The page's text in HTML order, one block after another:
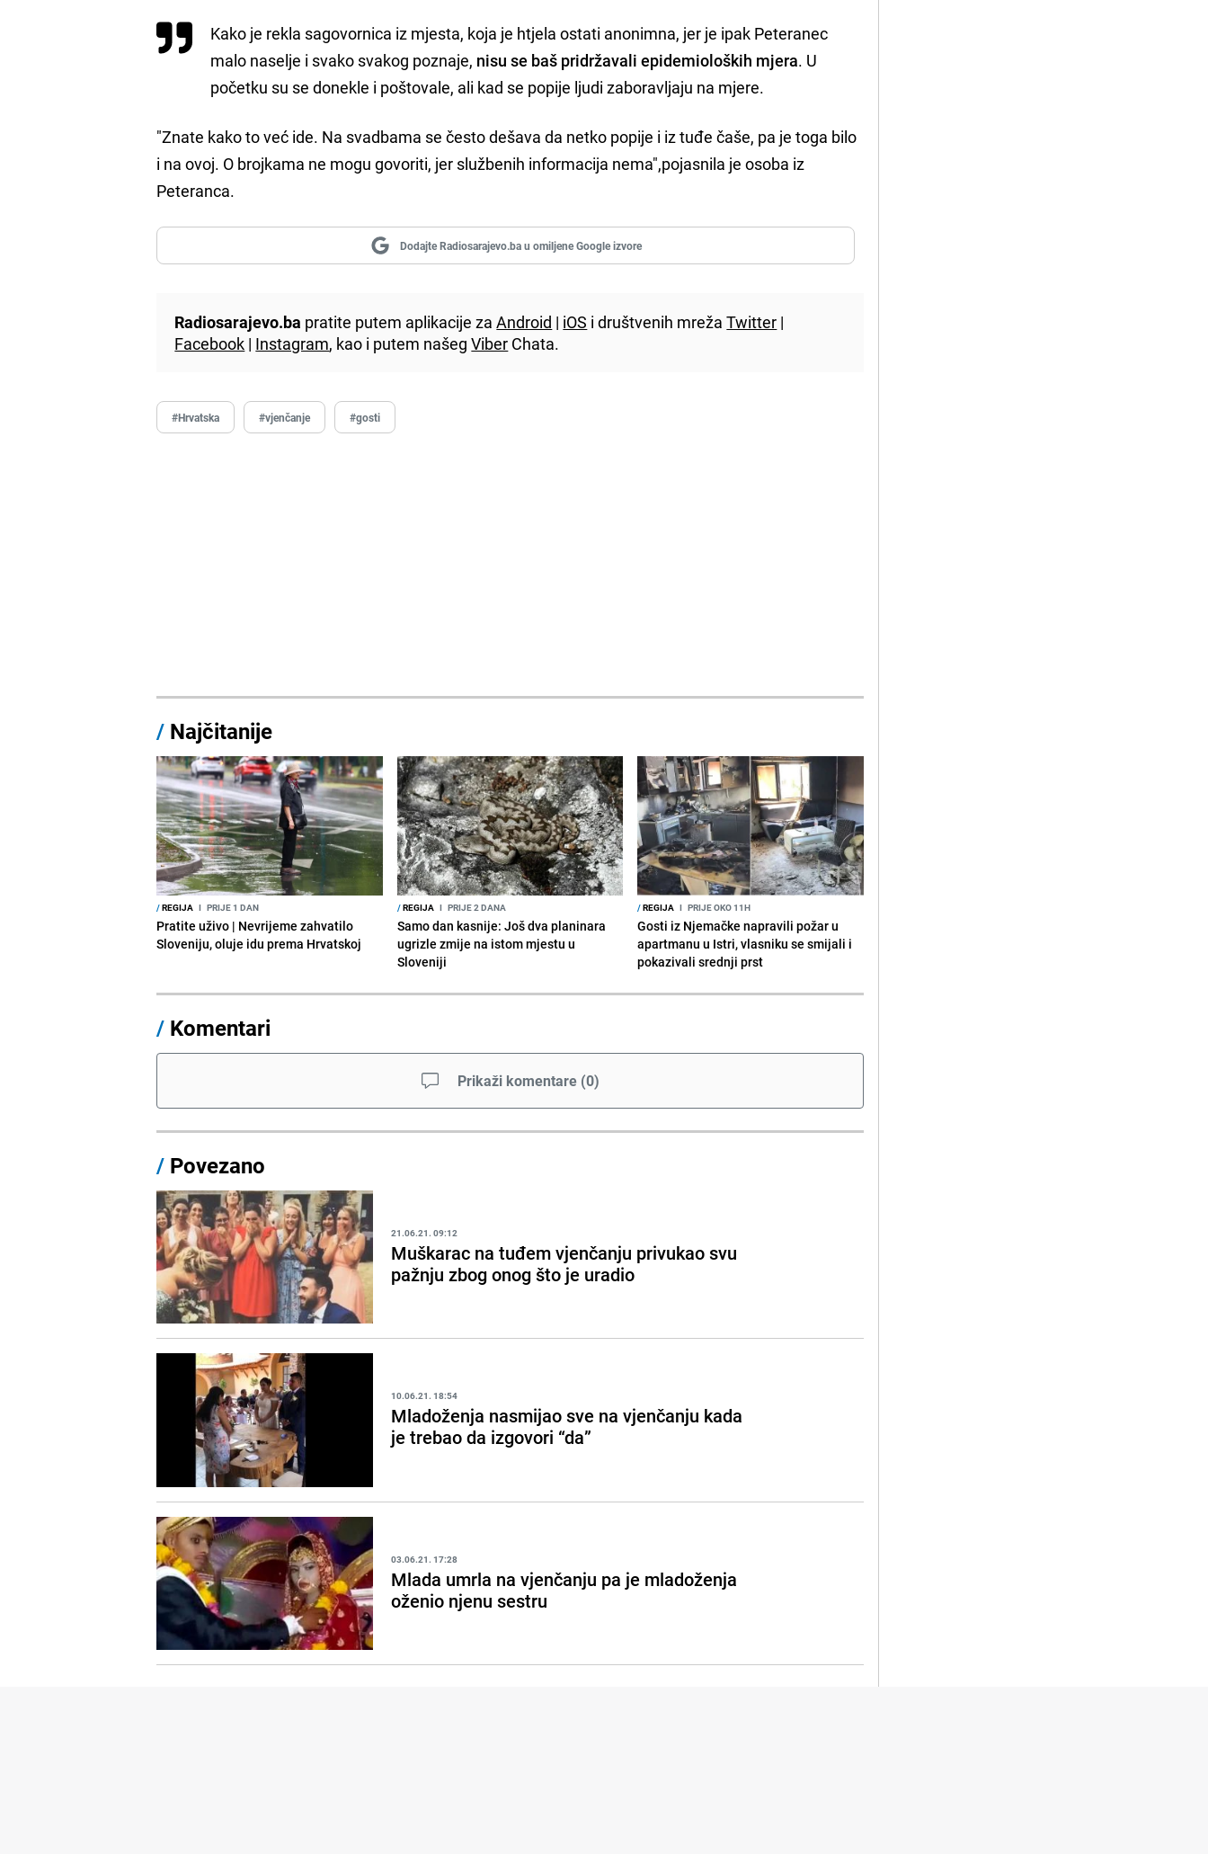
Kako je rekla sagovornica iz mjesta, koja je htjela ostati anonimna, jer je ipak Peteranec
malo naselje i svako svakog poznaje, nisu se baš pridržavali epidemioloških mjera. U
početku su se donekle i poštovale, ali kad se popije ljudi zaboravljaju na mjere.
"Znate kako to već ide. Na svadbama se često dešava da netko popije i iz tuđe čaše, pa je toga bilo
i na ovoj. O brojkama ne mogu govoriti, jer službenih informacija nema",pojasnila je osoba iz
Peteranca.
Dodajte Radiosarajevo.ba u omiljene Google izvore
Radiosarajevo.ba pratite putem aplikacije zaAndroid | iOS i društvenih mrežaTwitter |
Facebook | Instagram, kao i putem našegViber Chata.
#Hrvatska #vjenčanje #gosti
/ Najčitanije
/REGIJA I PRIJE 1 DAN
Pratite uživo | Nevrijeme zahvatilo
Sloveniju, oluje idu prema Hrvatskoj
/REGIJA I PRIJE 2 DANA
Samo dan kasnije: Još dva planinara
ugrizle zmije na istom mjestu u
Sloveniji
/REGIJA I PRIJE OKO 11H
Gosti iz Njemačke napravili požar u
apartmanu u Istri, vlasniku se smijali i
pokazivali srednji prst
/ Komentari
Prikaži komentare (0)
/ Povezano
21.06.21. 09:12
Muškarac na tuđem vjenčanju privukao svu
pažnju zbog onog što je uradio
10.06.21. 18:54
Mladoženja nasmijao sve na vjenčanju kada
je trebao da izgovori “da”
03.06.21. 17:28
Mlada umrla na vjenčanju pa je mladoženja
oženio njenu sestru